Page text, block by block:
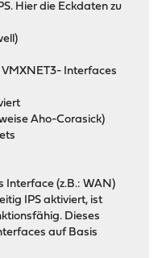
Hier die Eckdaten zu
Interfaces
Aho-Corasick)
Interface (z.B.: WAN)
IPS aktiviert, ist
Dieses
auf Basis